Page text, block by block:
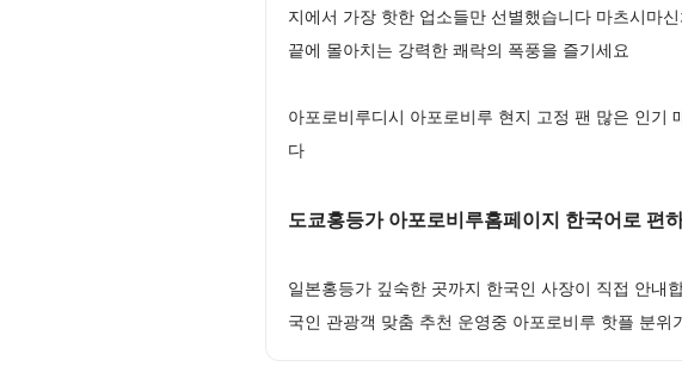
지에서 가장 핫한 업소들만 선별했습니다 마츠시마
끝에 몰아치는 강력한 쾌락의 폭풍을 즐기세요
아포로비루디시 아포로비루 현지 고정 팬 많은 인기
다
도쿄홍등가 아포로비루홈페이지 한국어로 편
일본홍등가 깊숙한 곳까지 한국인 사장이 직접 안내
국인 관광객 맞춤 추천 운영중 아포로비루 핫플 분위